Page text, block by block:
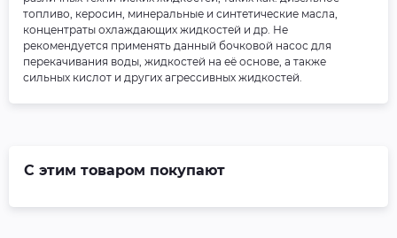
топливо, керосин, минеральные и синтетические масла,
концентраты охлаждающих жидкостей и др. Не
рекомендуется применять данный бочковой насос для
перекачивания воды, жидкостей на её основе, а также
сильных кислот и других агрессивных жидкостей.
С этим товаром покупают